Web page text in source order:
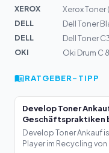
XEROX
Xerox Toner
DELL
DELL
Dell Toner
OKI
Oki Drum C
RATGEBER-TIPP
Develop Toner
Geschäftspraktiken
Develop Toner Ankauf
Player im Recycling von